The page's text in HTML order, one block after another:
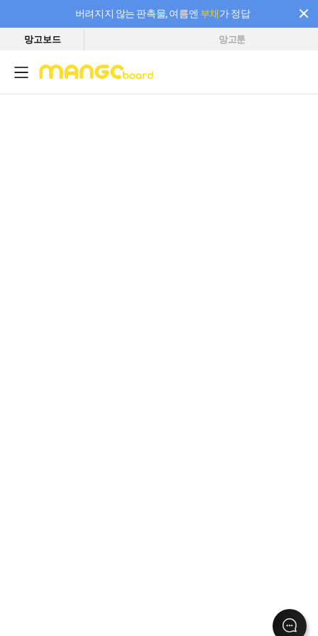
버려지지 않는 판촉물, 여름엔 부채가 정답
필요한 만큼 충전하고 끊김 없이 작업하세요! 새로워진 AI 부스터 요금제
망고보드 망고툰